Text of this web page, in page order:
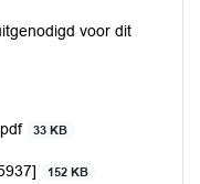
voor dit
33 KB
152 KB